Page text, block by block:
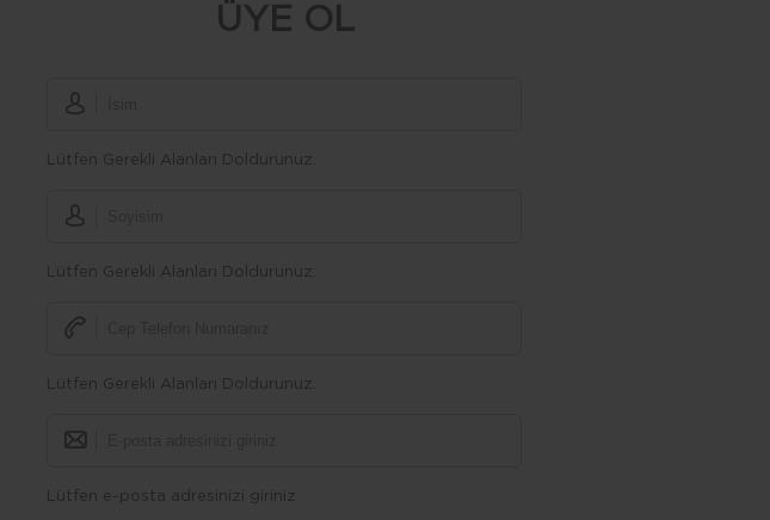
ÜYE OL
Lütfen Gerekli Alanları Doldurunuz.
Lütfen Gerekli Alanları Doldurunuz.
Lütfen Gerekli Alanları Doldurunuz.
Lütfen e-posta adresinizi giriniz